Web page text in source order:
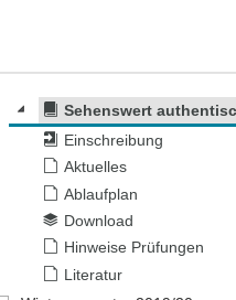
Sehenswert
Einschreibung
Aktuelles
Ablaufplan
Download
Hinweise Prüfungen
Literatur